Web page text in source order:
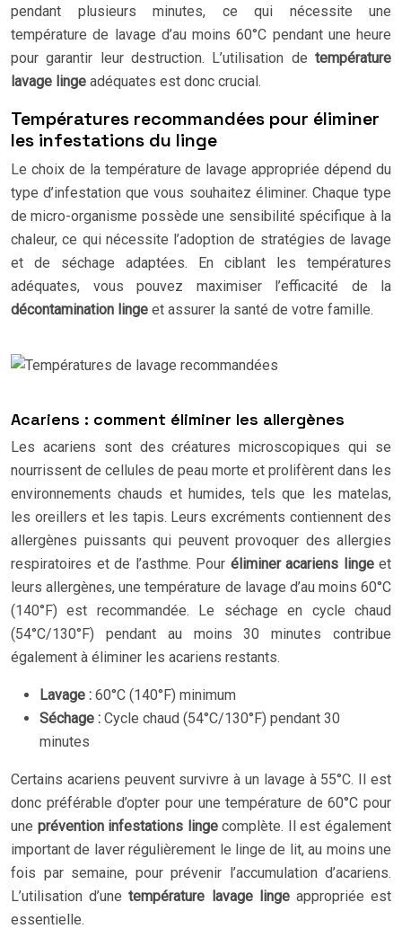
pendant plusieurs minutes, ce qui nécessite une
température de lavage d’au moins 60°C pendant une heure
pour garantir leur destruction. L’utilisation de température
lavage linge adéquates est donc crucial.
Températures recommandées pour éliminer
les infestations du linge
Le choix de la température de lavage appropriée dépend du
type d’infestation que vous souhaitez éliminer. Chaque type
de micro-organisme possède une sensibilité spécifique à la
chaleur, ce qui nécessite l’adoption de stratégies de lavage
et de séchage adaptées. En ciblant les températures
adéquates, vous pouvez maximiser l’efficacité de la
décontamination linge et assurer la santé de votre famille.
Acariens : comment éliminer les allergènes
Les acariens sont des créatures microscopiques qui se
nourrissent de cellules de peau morte et prolifèrent dans les
environnements chauds et humides, tels que les matelas,
les oreillers et les tapis. Leurs excréments contiennent des
allergènes puissants qui peuvent provoquer des allergies
respiratoires et de l’asthme. Pour éliminer acariens linge et
leurs allergènes, une température de lavage d’au moins 60°C
(140°F) est recommandée. Le séchage en cycle chaud
(54°C/130°F) pendant au moins 30 minutes contribue
également à éliminer les acariens restants.
Lavage : 60°C (140°F) minimum
Séchage : Cycle chaud (54°C/130°F) pendant 30
minutes
Certains acariens peuvent survivre à un lavage à 55°C. Il est
donc préférable d’opter pour une température de 60°C pour
une prévention infestations lingecomplète. Il est également
important de laver régulièrement le linge de lit, au moins une
fois par semaine, pour prévenir l’accumulation d’acariens.
L’utilisation d’unetempérature lavage linge appropriée est
essentielle.